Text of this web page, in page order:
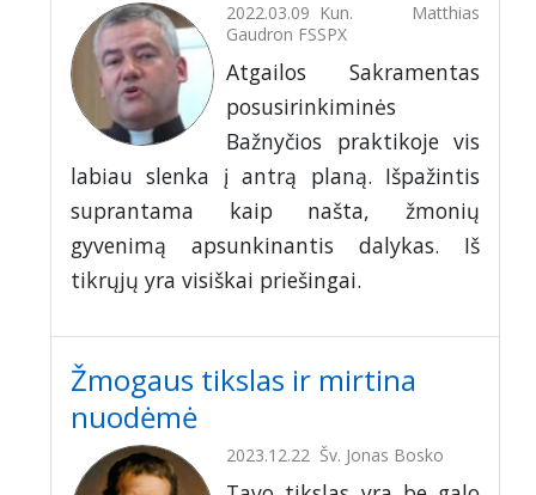
2022.03.09 Kun. Matthias
Gaudron FSSPX
Atgailos Sakramentas
posusirinkiminės
Bažnyčios praktikoje vis
labiau slenka į antrą planą. Išpažintis
suprantama kaip našta, žmonių
gyvenimą apsunkinantis dalykas. Iš
tikrųjų yra visiškai priešingai.
Žmogaus tikslas ir mirtina
nuodėmė
2023.12.22 Šv. Jonas Bosko